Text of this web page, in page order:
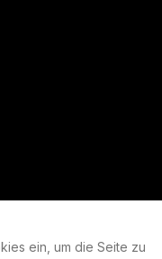
ein, um die Seite zu